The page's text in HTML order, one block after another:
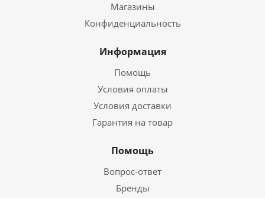
Магазины
Конфиденциальность
Информация
Помощь
Условия оплаты
Условия доставки
Гарантия на товар
Помощь
Вопрос-ответ
Бренды